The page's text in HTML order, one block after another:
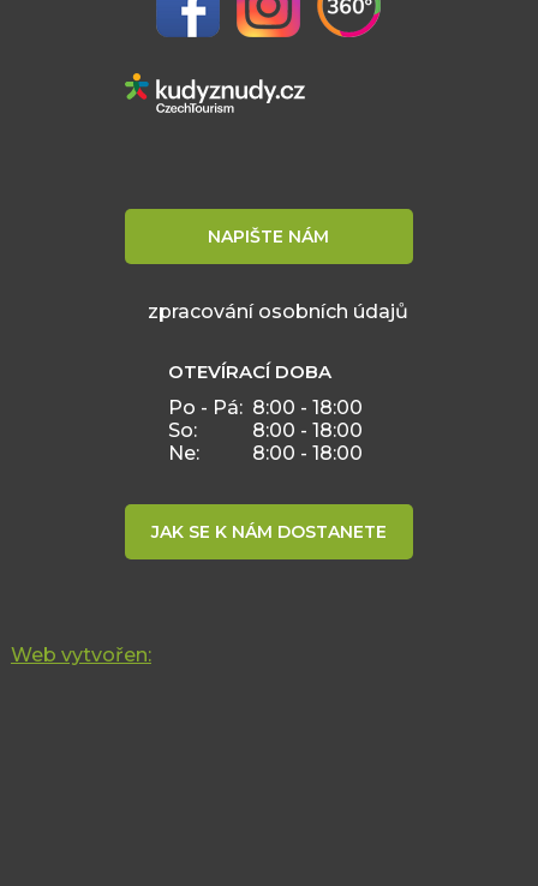
NAPIŠTE NÁM
zpracování osobních údajů
OTEVÍRACÍ DOBA
Po - Pá: 8:00 - 18:00
So:
8:00 - 18:00
Ne:
8:00 - 18:00
JAK SE K NÁM DOSTANETE
Web vytvořen: